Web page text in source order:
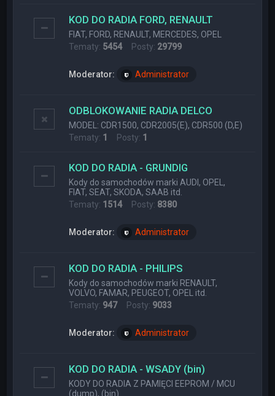
KOD DO RADIA FORD, RENAULT
FIAT, FORD, RENAULT, MERCEDES, OPEL
Tematy: 5454Posty: 29799
Moderator: Administrator
ODBLOKOWANIE RADIA DELCO
MODEL: CDR1500, CDR2005(E), CDR500 (D,E)
Tematy: 1 Posty: 1
KOD DO RADIA - GRUNDIG
Kody do samochodów marki AUDI, OPEL,
FIAT, SEAT, SKODA, SAAB itd.
Tematy: 1514Posty: 8380
Moderator: Administrator
KOD DO RADIA - PHILIPS
Kody do samochodów marki RENAULT,
VOLVO, FAMAR, PEUGEOT, OPEL itd.
Tematy: 947Posty: 9033
Moderator: Administrator
KOD DO RADIA - WSADY (bin)
KODY DO RADIA Z PAMIĘCI EEPROM / MCU
(dump), (bin)